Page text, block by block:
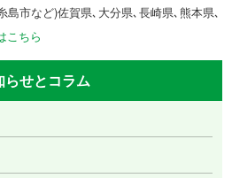
島市など)佐賀県､大分県､長崎県､熊本県､
こちら
らせとコラム